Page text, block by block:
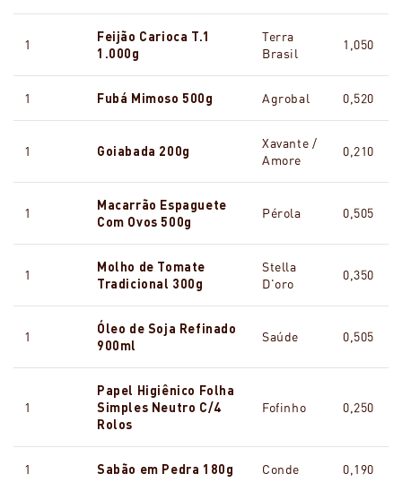
1
Feijão Carioca T.1
1.000g
Terra
Brasil
1,050
1 Fubá Mimoso 500g Agrobal 0,520
1 Goiabada 200g
Xavante /
Amore
0,210
1
Macarrão Espaguete
Com Ovos 500g
Pérola 0,505
1
Molho de Tomate
Tradicional 300g
Stella
D'oro
0,350
1
Óleo de Soja Refinado
900ml
Saúde 0,505
1
Papel Higiênico Folha
Simples Neutro C/4
Rolos
Fofinho 0,250
1 Sabão em Pedra 180g Conde 0,190